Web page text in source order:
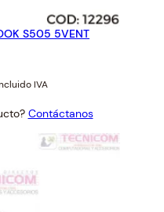
S505 5VENT
IVA
Contáctanos